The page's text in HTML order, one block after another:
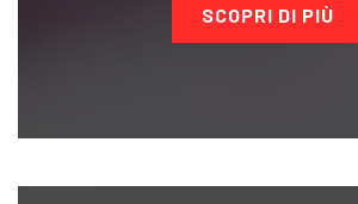
SCOPRI DI PIÙ